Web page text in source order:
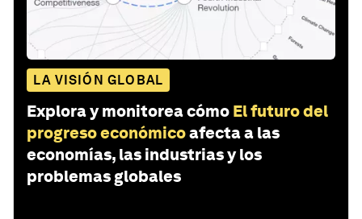
LA VISIÓN GLOBAL
Explora y monitorea cómo El futuro del
progreso económicoafecta a las
economías, las industrias y los
problemas globales